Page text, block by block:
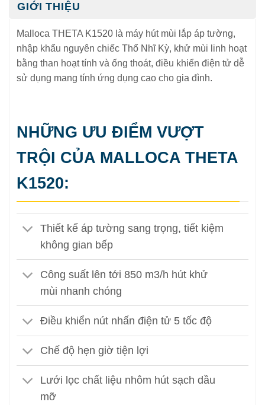
GIỚI THIỆU
Malloca THETA K1520 là máy hút mùi lắp áp tường,
nhập khẩu nguyên chiếc Thổ Nhĩ Kỳ, khử mùi linh hoạt
bằng than hoạt tính và ống thoát, điều khiển điện tử dễ
sử dụng mang tính ứng dụng cao cho gia đình.
NHỮNG ƯU ĐIỂM VƯỢT
TRỘI CỦA MALLOCA THETA
K1520:
Thiết kế áp tường sang trọng, tiết kiệm
không gian bếp
Công suất lên tới 850 m3/h hút khử
mùi nhanh chóng
Điều khiển nút nhấn điện tử 5 tốc độ
Chế độ hẹn giờ tiện lợi
Lưới lọc chất liệu nhôm hút sạch dầu
mỡ